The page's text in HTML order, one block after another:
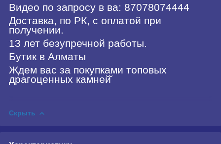
Видео по запросу в ва: 87078074444
Доставка, по РК, с оплатой при
получении.
13 лет безупречной работы.
Бутик в Алматы
Ждем вас за покупками топовых
драгоценных камней̆
Скрыть